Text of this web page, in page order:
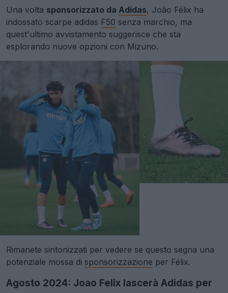
Una volta sponsorizzato da Adidas, João Félix ha
indossato scarpe adidas F50 senza marchio, ma
quest'ultimo avvistamento suggerisce che sta
esplorando nuove opzioni con Mizuno.
Rimanete sintonizzati per vedere se questo segna una
potenziale mossa di sponsorizzazione per Félix.
Agosto 2024: Joao Felix lascerà Adidas per